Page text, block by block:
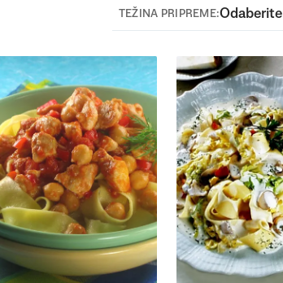
TEŽINA PRIPREME:Odaberite